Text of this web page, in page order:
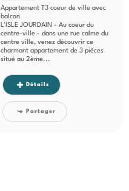
Appartement T3 coeur de ville avec
balcon
L'ISLE JOURDAIN - Au coeur du
centre-ville - dans une rue calme du
centre ville, venez découvrir ce
charmant appartement de 3 pièces
situé au 2ème...
Détails
Partager